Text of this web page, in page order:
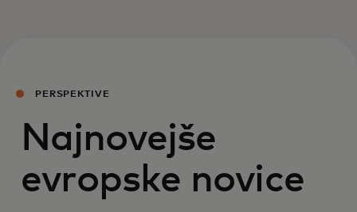
PERSPEKTIVE
Najnovejše
evropske novice